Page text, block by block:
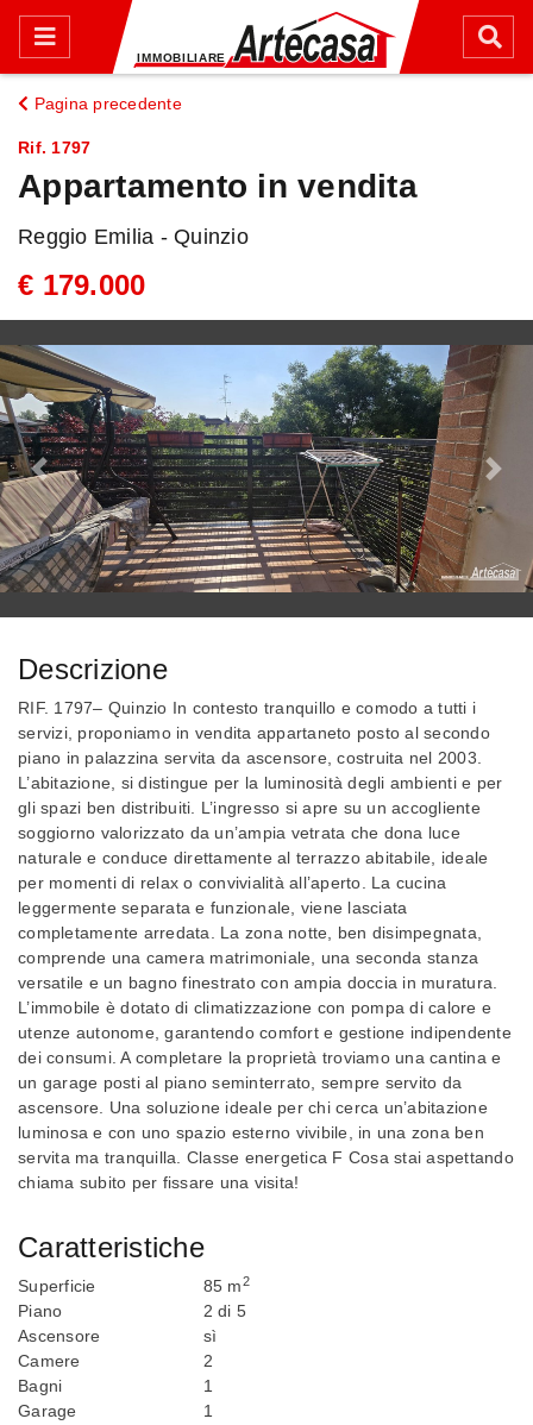
Rif. 1797
Appartamento in vendita
Pagina precedente
Reggio Emilia - Quinzio
€ 179.000
Descrizione
RIF. 1797– Quinzio In contesto tranquillo e comodo a tutti i
servizi, proponiamo in vendita appartaneto posto al secondo
piano in palazzina servita da ascensore, costruita nel 2003.
L’abitazione, si distingue per la luminosità degli ambienti e per
gli spazi ben distribuiti. L’ingresso si apre su un accogliente
soggiorno valorizzato da un’ampia vetrata che dona luce
naturale e conduce direttamente al terrazzo abitabile, ideale
per momenti di relax o convivialità all’aperto. La cucina
leggermente separata e funzionale, viene lasciata
completamente arredata. La zona notte, ben disimpegnata,
comprende una camera matrimoniale, una seconda stanza
versatile e un bagno finestrato con ampia doccia in muratura.
L’immobile è dotato di climatizzazione con pompa di calore e
utenze autonome, garantendo comfort e gestione indipendente
dei consumi. A completare la proprietà troviamo una cantina e
un garage posti al piano seminterrato, sempre servito da
ascensore. Una soluzione ideale per chi cerca un’abitazione
luminosa e con uno spazio esterno vivibile, in una zona ben
servita ma tranquilla. Classe energetica F Cosa stai aspettando
chiama subito per fissare una visita!
Caratteristiche
Superficie 85 m2
Piano
2 di 5
Ascensore
sì
Camere
2
Bagni
1
Garage
1